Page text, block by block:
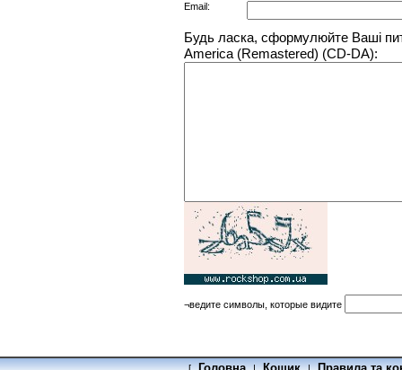
Email:
Будь ласка, сформулюйте Ваші
America (Remastered) (CD-DA):
¬ведите символы, которые видите